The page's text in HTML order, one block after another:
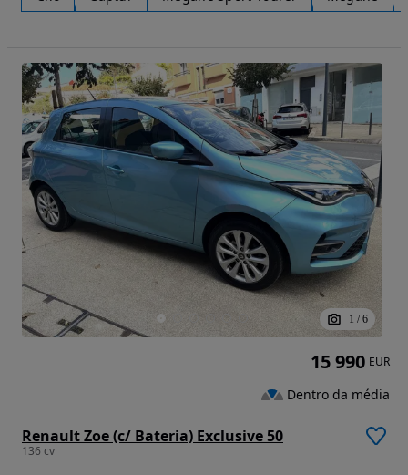
1 / 6
Renault Zoe (c/ Bateria) Exclusive 50
136 cv
15 990 EUR
Dentro da média